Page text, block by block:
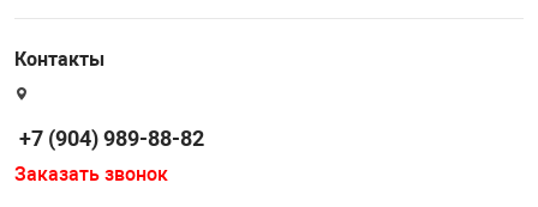
Контакты
+7 (904) 989-88-82
Заказать звонок